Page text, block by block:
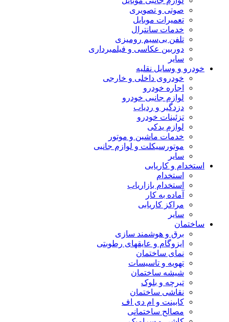
صوتی و تصویری
تعمیرات موبایل
خدمات سانترال
تلفن بی‌سیم رومیزی
دوربین عکاسی و فیلمبرداری
سایر
خودرو و وسایل نقلیه
خودروی داخلی و خارجی
اجاره خودرو
لوازم جانبی خودرو
دزدگیر و ردیاب
تزئینات خودرو
لوازم یدکی
خدمات ماشین و موتور
موتورسیکلت و لوازم جانبی
سایر
استخدام و کاریابی
استخدام
استخدام بازاریاب
آماده به کار
مراکز کاریابی
سایر
ساختمان
برق و هوشمند سازی
ایزوگام و عایقهای رطوبتی
نمای ساختمان
تهویه و تاسیسات
شیشه ساختمان
تیرچه و بلوک
نقاشی ساختمان
کابینت و ام دی اف
مصالح ساختمانی